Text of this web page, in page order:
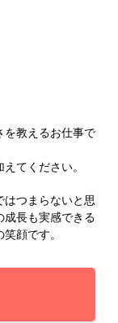
を教えるお仕事で
てください。
はつまらないと思
成長も実感できる
顔です。